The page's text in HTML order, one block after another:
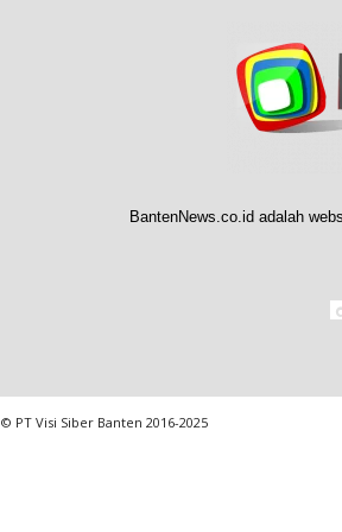
BantenNews.co.id adalah
© PT Visi Siber Banten 2016-2025